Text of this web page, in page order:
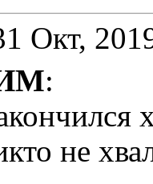
Окт,
:
не